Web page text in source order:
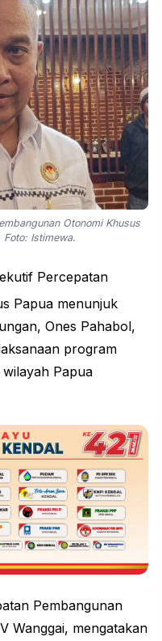
Otonomi Khusus
Foto: Istimewa.
Percepatan
Papua menunjuk
Ones Pahabol,
program
Papua
Pembangunan
Wanggai, mengatakan